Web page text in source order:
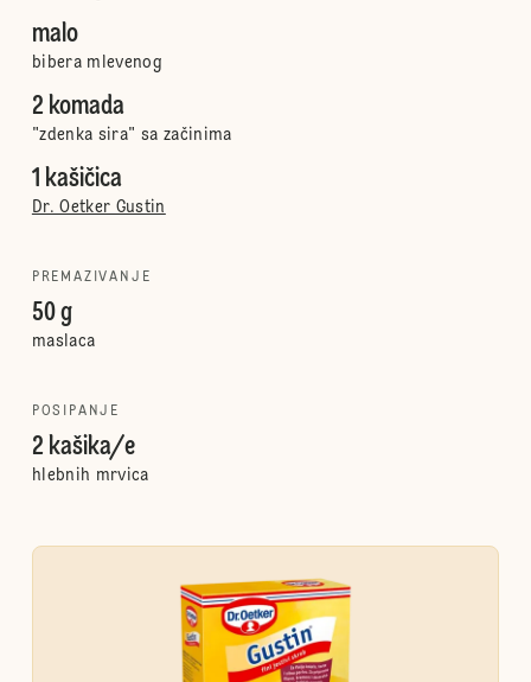
malo
bibera mlevenog
2 komada
"zdenka sira" sa začinima
1 kašičica
Dr. Oetker Gustin
PREMAZIVANJE
50 g
maslaca
POSIPANJE
2 kašika/e
hlebnih mrvica